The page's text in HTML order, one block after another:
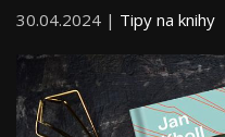
30.04.2024 | Tipy na knihy